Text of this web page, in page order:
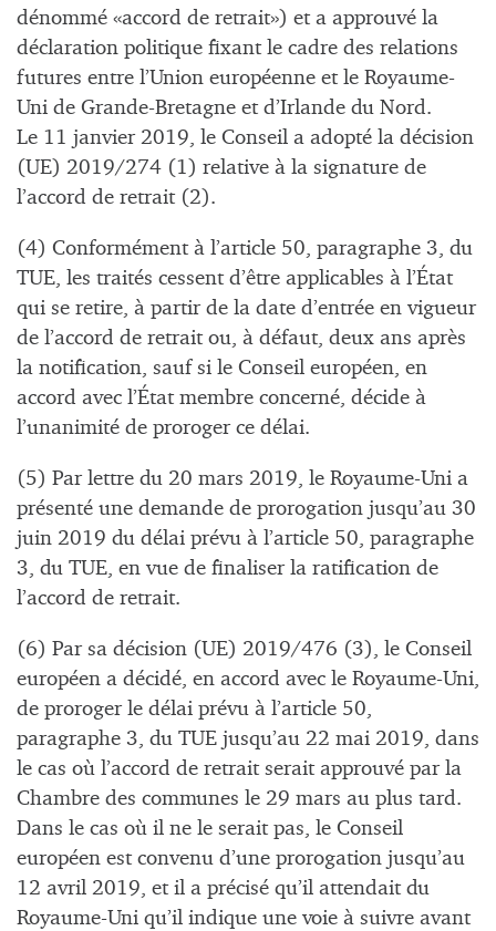
dénommé «accord de retrait») et a approuvé la
déclaration politique fixant le cadre des relations
futures entre l’Union européenne et le Royaume-
Uni de Grande-Bretagne et d’Irlande du Nord.
Le 11 janvier 2019, le Conseil a adopté la décision
(UE) 2019/274 (1) relative à la signature de
l’accord de retrait (2).
(4) Conformément à l’article 50, paragraphe 3, du
TUE, les traités cessent d’être applicables à l’État
qui se retire, à partir de la date d’entrée en vigueur
de l’accord de retrait ou, à défaut, deux ans après
la notification, sauf si le Conseil européen, en
accord avec l’État membre concerné, décide à
l’unanimité de proroger ce délai.
(5) Par lettre du 20 mars 2019, le Royaume-Uni a
présenté une demande de prorogation jusqu’au 30
juin 2019 du délai prévu à l’article 50, paragraphe
3, du TUE, en vue de finaliser la ratification de
l’accord de retrait.
(6) Par sa décision (UE) 2019/476 (3), le Conseil
européen a décidé, en accord avec le Royaume-Uni,
de proroger le délai prévu à l’article 50,
paragraphe 3, du TUE jusqu’au 22 mai 2019, dans
le cas où l’accord de retrait serait approuvé par la
Chambre des communes le 29 mars au plus tard.
Dans le cas où il ne le serait pas, le Conseil
européen est convenu d’une prorogation jusqu’au
12 avril 2019, et il a précisé qu’il attendait du
Royaume-Uni qu’il indique une voie à suivre avant